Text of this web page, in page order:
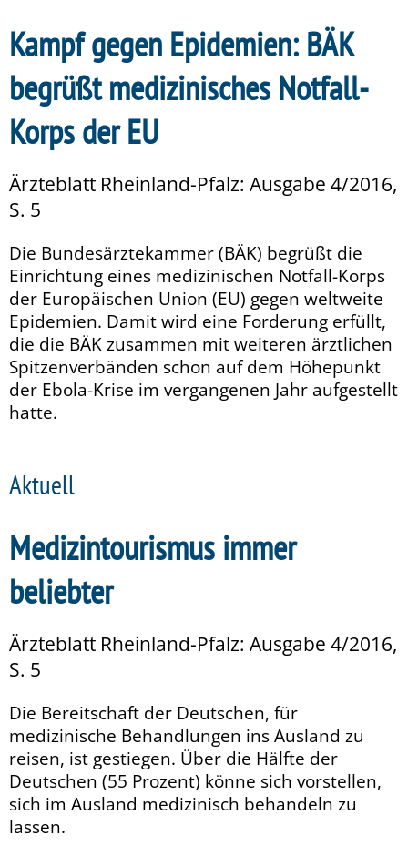
Kampf gegen Epidemien: BÄK
begrüßt medizinisches Notfall-
Korps der EU
Ärzteblatt Rheinland-Pfalz: Ausgabe 4/2016,
S. 5
Die Bundesärztekammer (BÄK) begrüßt die
Einrichtung eines medizinischen Notfall-Korps
der Europäischen Union (EU) gegen weltweite
Epidemien. Damit wird eine Forderung erfüllt,
die die BÄK zusammen mit weiteren ärztlichen
Spitzenverbänden schon auf dem Höhepunkt
der Ebola-Krise im vergangenen Jahr aufgestellt
hatte.
Aktuell
Medizintourismus immer
beliebter
Ärzteblatt Rheinland-Pfalz: Ausgabe 4/2016,
S. 5
Die Bereitschaft der Deutschen, für
medizinische Behandlungen ins Ausland zu
reisen, ist gestiegen. Über die Hälfte der
Deutschen (55 Prozent) könne sich vorstellen,
sich im Ausland medizinisch behandeln zu
lassen.